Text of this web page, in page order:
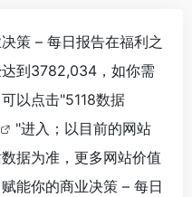
策 – 每日报告在福利之
到3782,034，如你需
以点击"5118数据
"进入；以目前的网站
据为准，更多网站价值
能你的商业决策 – 每日